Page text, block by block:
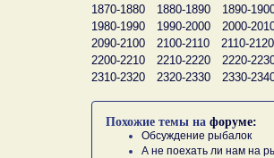
1870-1880
1880-1890 1890-
1980-1990
1990-2000 2000-
2090-2100
2100-2110 2110-2120
2200-2210
2210-2220 2220-
2310-2320
2320-2330 2330-
Похожие темы на форуме:
Обсуждение рыбалок
А не поехать ли нам на